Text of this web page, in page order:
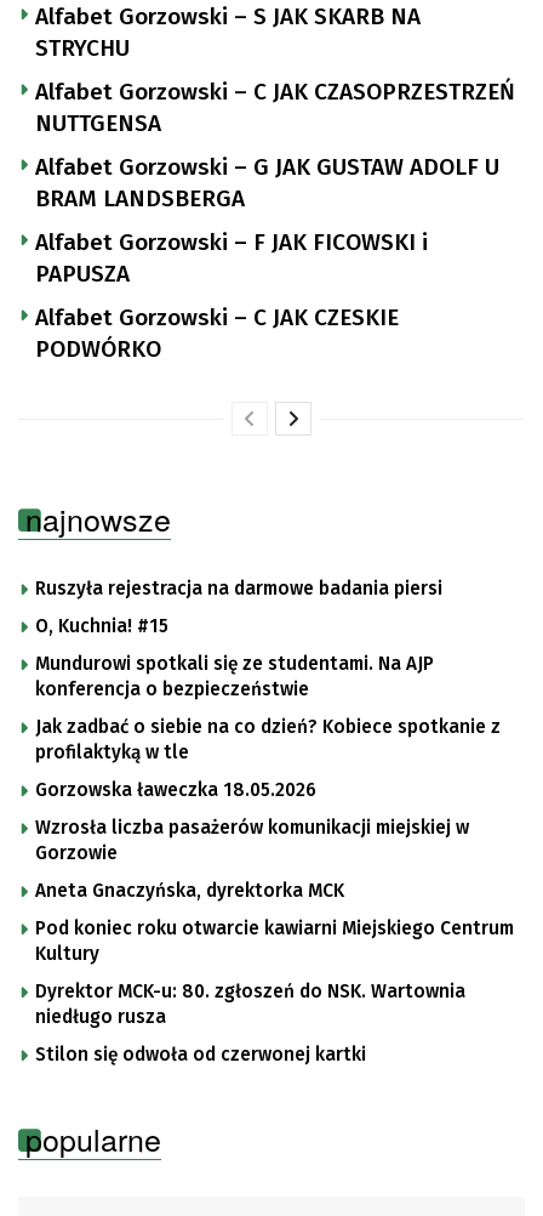
Alfabet Gorzowski – S JAK SKARB NA
STRYCHU
Alfabet Gorzowski – C JAK CZASOPRZESTRZEŃ
NUTTGENSA
Alfabet Gorzowski – G JAK GUSTAW ADOLF U
BRAM LANDSBERGA
Alfabet Gorzowski – F JAK FICOWSKI i
PAPUSZA
Alfabet Gorzowski – C JAK CZESKIE
PODWÓRKO
najnowsze
Ruszyła rejestracja na darmowe badania piersi
O, Kuchnia! #15
Mundurowi spotkali się ze studentami. Na AJP
konferencja o bezpieczeństwie
Jak zadbać o siebie na co dzień? Kobiece spotkanie z
profilaktyką w tle
Gorzowska ławeczka 18.05.2026
Wzrosła liczba pasażerów komunikacji miejskiej w
Gorzowie
Aneta Gnaczyńska, dyrektorka MCK
Pod koniec roku otwarcie kawiarni Miejskiego Centrum
Kultury
Dyrektor MCK-u: 80. zgłoszeń do NSK. Wartownia
niedługo rusza
Stilon się odwoła od czerwonej kartki
popularne